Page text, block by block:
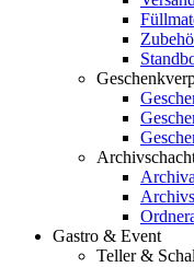
Gastro & Event
Teller &